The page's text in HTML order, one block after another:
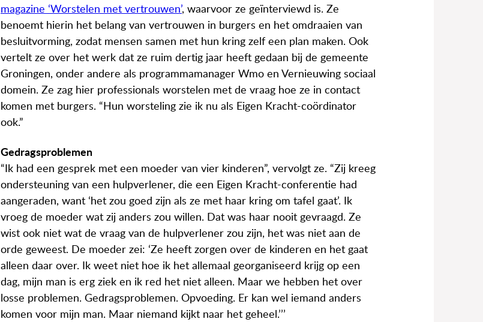
magazine ‘Worstelen met vertrouwen’, waarvoor ze geïnterviewd is. Ze
benoemt hierin het belang van vertrouwen in burgers en het omdraaien van
besluitvorming, zodat mensen samen met hun kring zelf een plan maken. Ook
vertelt ze over het werk dat ze ruim dertig jaar heeft gedaan bij de gemeente
Groningen, onder andere als programmamanager Wmo en Vernieuwing sociaal
domein. Ze zag hier professionals worstelen met de vraag hoe ze in contact
komen met burgers. “Hun worsteling zie ik nu als Eigen Kracht-coördinator
ook.”
Gedragsproblemen
“Ik had een gesprek met een moeder van vier kinderen”, vervolgt ze. “Zij kreeg
ondersteuning van een hulpverlener, die een Eigen Kracht-conferentie had
aangeraden, want ‘het zou goed zijn als ze met haar kring om tafel gaat’. Ik
vroeg de moeder wat zij anders zou willen. Dat was haar nooit gevraagd. Ze
wist ook niet wat de vraag van de hulpverlener zou zijn, het was niet aan de
orde geweest. De moeder zei: ‘Ze heeft zorgen over de kinderen en het gaat
alleen daar over. Ik weet niet hoe ik het allemaal georganiseerd krijg op een
dag, mijn man is erg ziek en ik red het niet alleen. Maar we hebben het over
losse problemen. Gedragsproblemen. Opvoeding. Er kan wel iemand anders
komen voor mijn man. Maar niemand kijkt naar het geheel.’’’